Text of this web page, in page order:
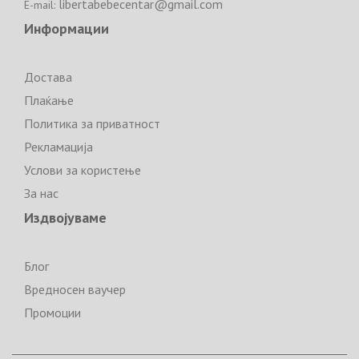
E-mail: libertabebecentar@gmail.com
Информации
Достава
Плаќање
Политика за приватност
Рекламација
Услови за користење
За нас
Издвојуваме
Блог
Вредносен ваучер
Промоции